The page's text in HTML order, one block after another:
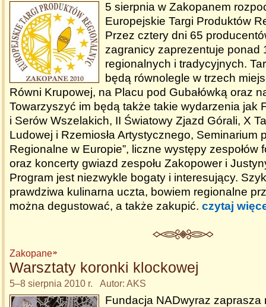
5 sierpnia w Zakopanem
Europejskie Targi Produktów
Przez cztery dni 65
zagranicy zaprezentuje ponad
regionalnych i tradycyjnych.
będą równolegle w trzech
Równi Krupowej, na Placu pod Gubałówką oraz
Towarzyszyć im będą także takie wydarzenia jak
i Serów Wszelakich, II Światowy Zjazd Górali, X
Ludowej i Rzemiosła Artystycznego, Seminarium
Regionalne w Europie”, liczne występy zespołów
oraz koncerty gwiazd zespołu Zakopower i
Program jest niezwykle bogaty i interesujący.
prawdziwa kulinarna uczta, bowiem regionalne
można degustować, a także zakupić. czytaj
Zakopane
Warsztaty koronki klockowej
5–8 sierpnia 2010 r. Autor: AKS
Fundacja NADwyraz zaprasza